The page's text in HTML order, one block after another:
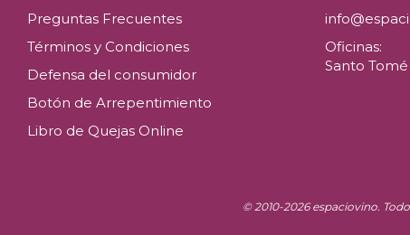
Preguntas Frecuentes
Términos y Condiciones
Defensa del consumidor
Botón de Arrepentimiento
Libro de Quejas Online
Oficinas:
Santo
© 2010-2026 espaciovino.